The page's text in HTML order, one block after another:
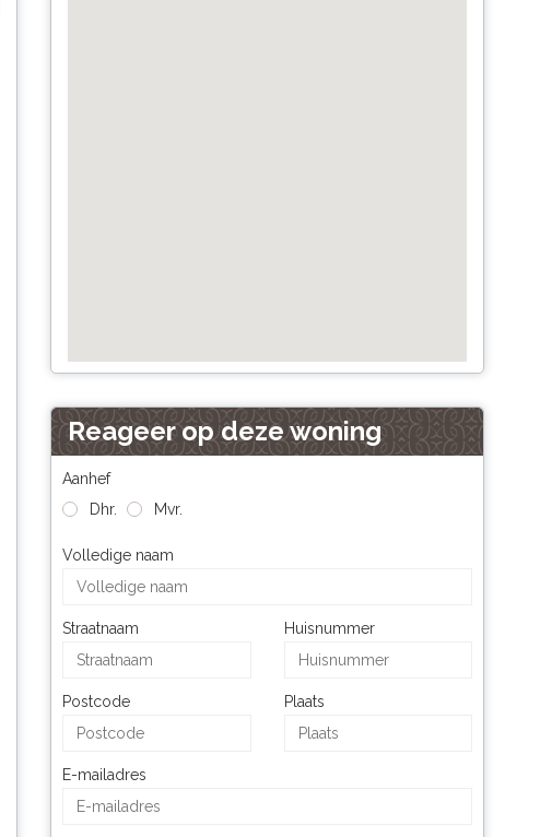
Reageer op deze woning
Aanhef
Dhr.
Mvr.
Volledige naam
Straatnaam Huisnummer
Postcode Plaats
E-mailadres